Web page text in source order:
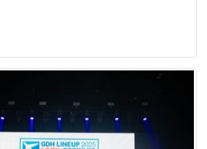
ณภาพ ครบรสเต็มอิ่มใน เทศกาล
2024 เริ่ม 16-25 สิงหาคมนี้ เท่านั้น